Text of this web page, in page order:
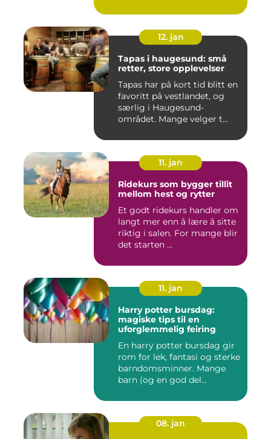
12. jan
Tapas i haugesund: små
retter, store opplevelser
Tapas har på kort tid blitt en
favoritt på vestlandet, og
særlig i Haugesund-
området. Mange velger t...
11. jan
Ridekurs som bygger tillit
mellom hest og rytter
Et godt ridekurs handler om
langt mer enn å lære å sitte
riktig i salen. For mange blir
det starten ...
11. jan
Harry potter bursdag:
magiske tips til en
uforglemmelig feiring
En harry potter bursdag gir
rom for lek, fantasi og sterke
barndomsminner. Mange
barn (og en god del...
08. jan